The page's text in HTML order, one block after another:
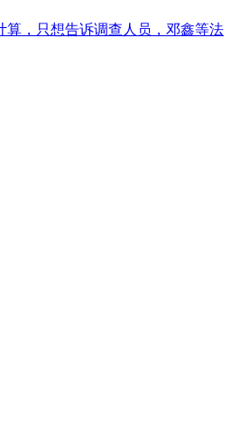
算，只想告诉调查人员，邓鑫等法